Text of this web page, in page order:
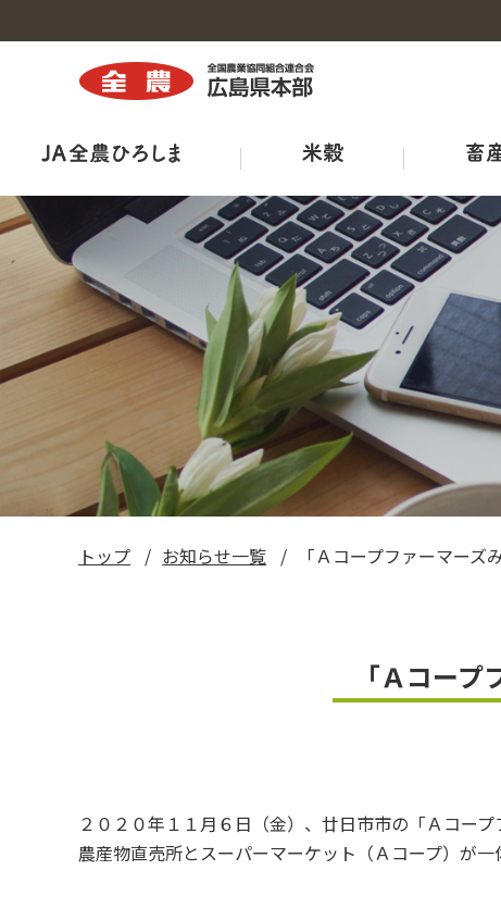
組織図・事務所・事業所一覧
商品紹介
工場・施設
特栽ガイドライン（ＪＡ別）
TVCM
い～ねくん公式LINEスタンプ
広島県三次家畜市場案内
鶏卵市況
ひろしま菜‘ｓ
出荷規格表
出店販売
ＪＡタウン
全農ひろしま型ハウスについて
産直市マッチングシステムＴＯＲＥＪＡ
ＪＡ－ＳＳ
ＪＡくらしの宅配便
トップ お知らせ一覧 「Ａコープファーマー
「Ａコー
２０２０年１１月６日（金）、廿日市市の「Ａコー
農産物直売所とスーパーマーケット（Ａコープ）が一